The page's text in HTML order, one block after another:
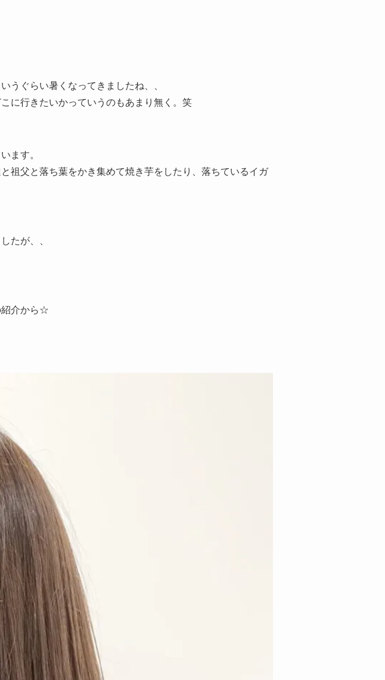
うぐらい暑くなってきましたね、、
に行きたいかっていうのもあまり無く。笑
ます。
祖父と落ち葉をかき集めて焼き芋をしたり、落ちているイガ
たが、、
紹介から☆